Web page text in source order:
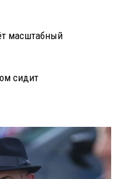
масштабный
сидит